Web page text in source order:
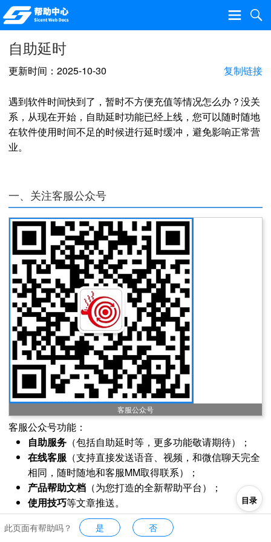
自助延时
更新时间：2025-10-30 复制链接
遇到软件时间快到了，暂时不方便充值等情况怎么办？没关
系，从现在开始，自助延时功能已经上线，您可以随时随地
在软件使用时间不足的时候进行延时缓冲，避免影响正常营
业。
一、关注客服公众号
客服公众号
客服公众号功能：
自助服务 （包括自助延时等，更多功能敬请期待）；
在线客服 （支持直接发送语音、视频，和微信聊天完全
相同，随时随地和客服MM取得联系）；
产品帮助文档 （为您打造的全新帮助平台）；
使用技巧等文章推送。 目录
此页面有帮助吗？ 是 否